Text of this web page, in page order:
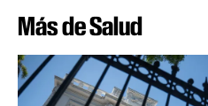
Más de Salud